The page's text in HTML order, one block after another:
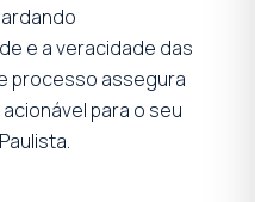
e a veracidade das
processo assegura
para o seu